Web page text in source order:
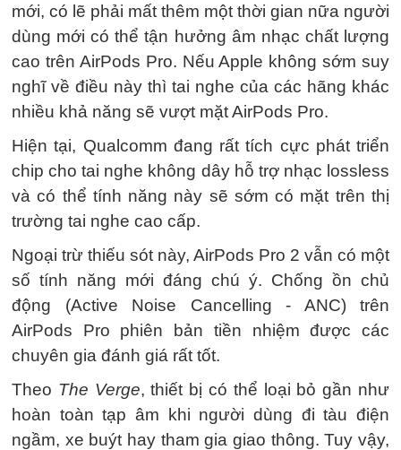
mới, có lẽ phải mất thêm một thời gian nữa người
dùng mới có thể tận hưởng âm nhạc chất lượng
cao trên AirPods Pro. Nếu Apple không sớm suy
nghĩ về điều này thì tai nghe của các hãng khác
nhiều khả năng sẽ vượt mặt AirPods Pro.
Hiện tại, Qualcomm đang rất tích cực phát triển
chip cho tai nghe không dây hỗ trợ nhạc lossless
và có thể tính năng này sẽ sớm có mặt trên thị
trường tai nghe cao cấp.
Ngoại trừ thiếu sót này, ‌AirPods Pro‌ 2 vẫn có một
số tính năng mới đáng chú ý. Chống ồn chủ
động (Active Noise Cancelling - ANC) trên
AirPods Pro phiên bản tiền nhiệm được các
chuyên gia đánh giá rất tốt.
Theo The Verge, thiết bị có thể loại bỏ gần như
hoàn toàn tạp âm khi người dùng đi tàu điện
ngầm, xe buýt hay tham gia giao thông. Tuy vậy,